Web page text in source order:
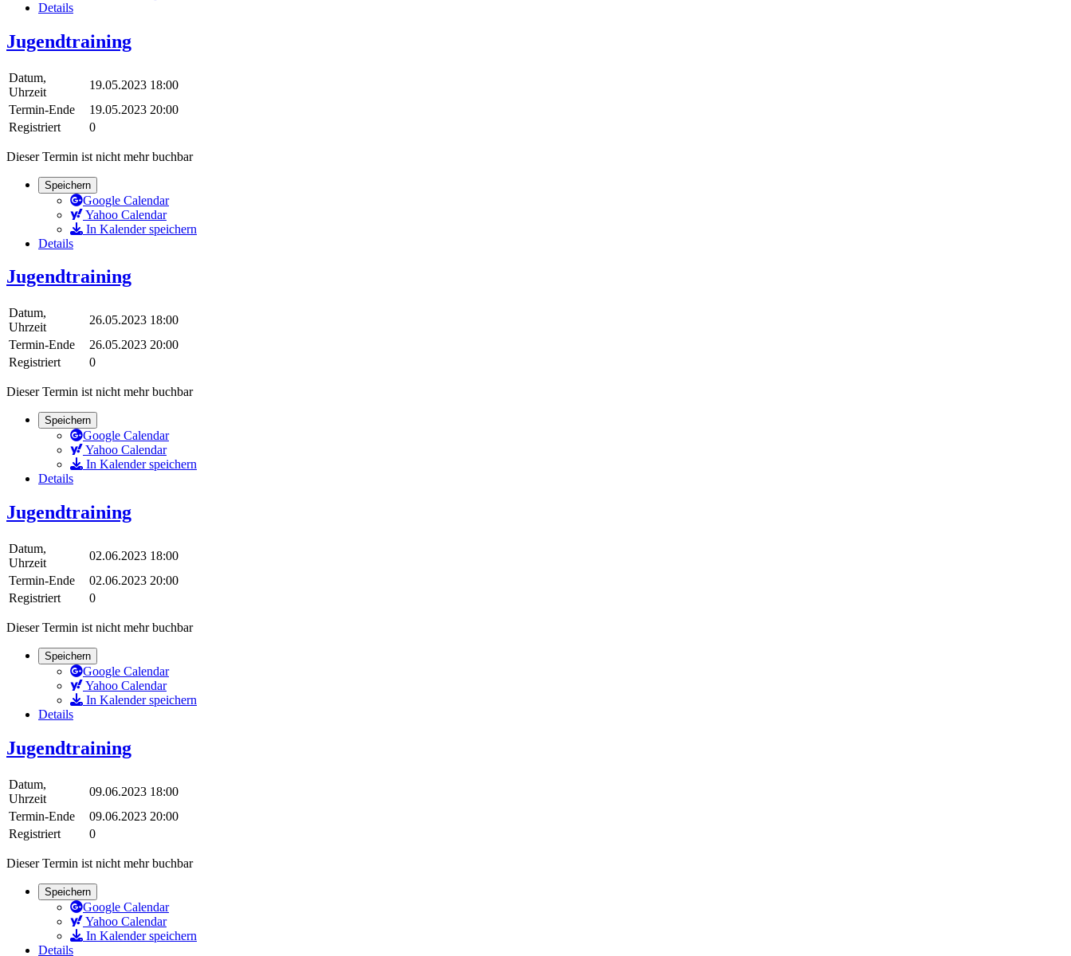
Details
Jugendtraining
Datum,
Uhrzeit
19.05.2023 18:00
Termin-Ende
19.05.2023 20:00
Registriert
0
Dieser Termin ist nicht mehr buchbar
Speichern
Google Calendar
Yahoo Calendar
In Kalender speichern
Details
Jugendtraining
Datum,
Uhrzeit
26.05.2023 18:00
Termin-Ende
26.05.2023 20:00
Registriert
0
Dieser Termin ist nicht mehr buchbar
Speichern
Google Calendar
Yahoo Calendar
In Kalender speichern
Details
Jugendtraining
Datum,
Uhrzeit
02.06.2023 18:00
Termin-Ende
02.06.2023 20:00
Registriert
0
Dieser Termin ist nicht mehr buchbar
Speichern
Google Calendar
Yahoo Calendar
In Kalender speichern
Details
Jugendtraining
Datum,
Uhrzeit
09.06.2023 18:00
Termin-Ende
09.06.2023 20:00
Registriert
0
Dieser Termin ist nicht mehr buchbar
Speichern
Google Calendar
Yahoo Calendar
In Kalender speichern
Details